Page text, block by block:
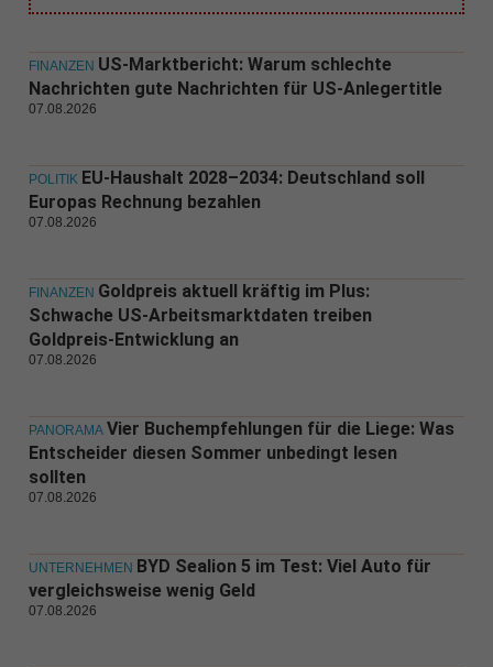
FINANZEN US-Marktbericht: Warum schlechte
Nachrichten gute Nachrichten für US-Anlegertitle
07.08.2026
POLITIK EU-Haushalt 2028–2034: Deutschland soll
Europas Rechnung bezahlen
07.08.2026
FINANZEN Goldpreis aktuell kräftig im Plus:
Schwache US-Arbeitsmarktdaten treiben
Goldpreis-Entwicklung an
07.08.2026
PANORAMA Vier Buchempfehlungen für die Liege: Was
Entscheider diesen Sommer unbedingt lesen
sollten
07.08.2026
UNTERNEHMEN BYD Sealion 5 im Test: Viel Auto für
vergleichsweise wenig Geld
07.08.2026